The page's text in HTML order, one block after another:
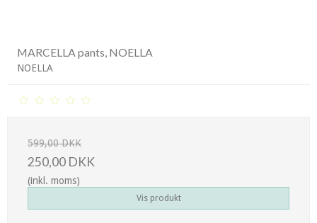
MARCELLA pants, NOELLA
NOELLA
599,00 DKK
250,00 DKK
(inkl. moms)
Vis produkt